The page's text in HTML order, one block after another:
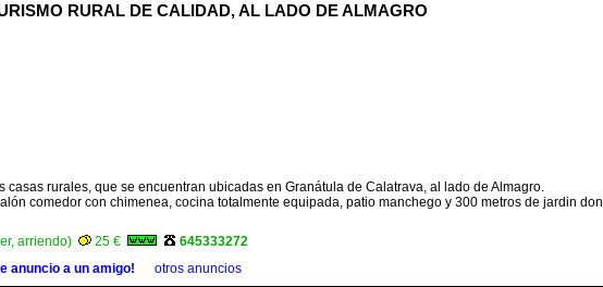
RURAL DE CALIDAD, AL LADO DE ALMAGRO
rurales, que se encuentran ubicadas en Granátula de Calatrava, al lado de Almagro.
comedor con chimenea, cocina totalmente equipada, patio manchego y 300 metros de jardin
arriendo) 25 € 645333272
anuncio a un amigo! otros anuncios